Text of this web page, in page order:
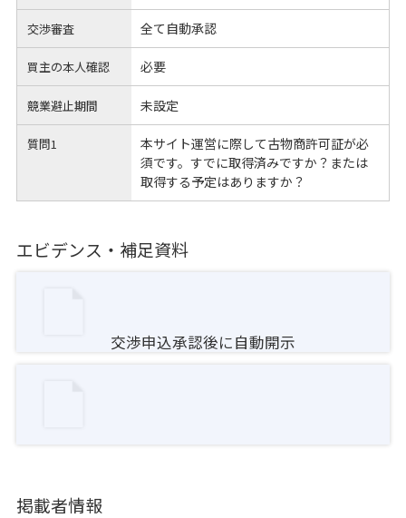
交渉審査 全て自動承認
買主の本人確認 必要
競業避止期間 未設定
質問1
本サイト運営に際して古物商許可証が必
須です。すでに取得済みですか？または
取得する予定はありますか？
エビデンス・補足資料
交渉申込承認後に自動開示
掲載者情報